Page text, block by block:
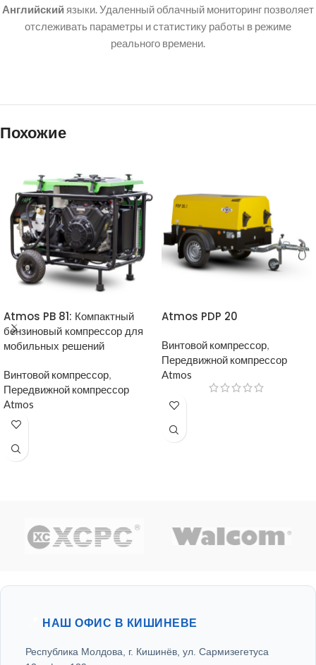
Английский языки. Удаленный облачный мониторинг позволяет
отслеживать параметры и статистику работы в режиме
реального времени.
Похожие
Atmos PB 81: Компактный
бензиновый компрессор для
мобильных решений
Винтовой компрессор,
Передвижной компрессор
Atmos
Atmos PDP 20
Винтовой компрессор,
Передвижной компрессор
Atmos
НАШ ОФИС В КИШИНЕВЕ
Республика Молдова, г. Кишинёв, ул. Сармизегетуса